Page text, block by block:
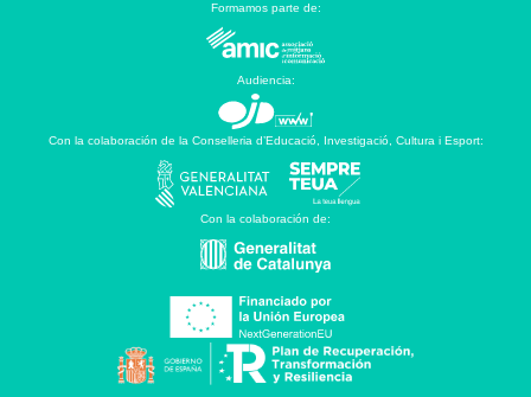
Formamos parte de:
Audiencia:
Con la colaboración de la Conselleria d’Educació, Investigació, Cultura i Esport:
Con la colaboración de: